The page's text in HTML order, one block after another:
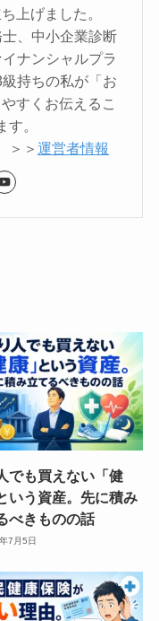
上げました。
、中小企業診断
ナンシャルプラ
持ちの私が「お
すくお伝えるこ
。
＞＞ 運営者情報
でも買えない「健
いう資産。先に積み
べきものの話
7月5日